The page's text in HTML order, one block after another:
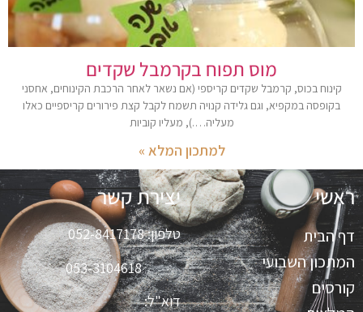
מוס תפוח בקרמבל שקדים
קינוח בכוס, קרמבל שקדים קריספי (אם נשאר לאחר הרכבת הקינוחים, אחסני
בקופסה במקפיא, וגם גלידה קנויה תשמח לקבל קצת פירורים קריספיים כאלו
מעליה….), מעליו קוביות
למתכון המלא »
ראשי
דף הבית
המתכון השבועי
קורסים
יצירת קשר
טלפון:052-8417178
053-3104618
דוא"ל: